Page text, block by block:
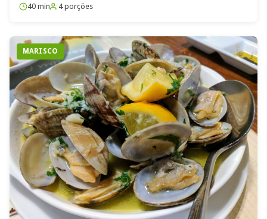
40 min 4 porções
MARISCO